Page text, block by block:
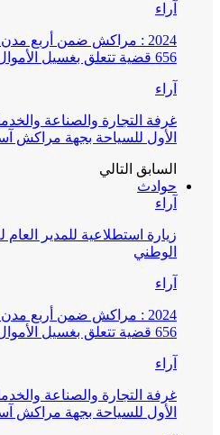
آراء
2024 : مراكش ضمن أربع
656 قضية تتعلق بغسيل الأموال
آراء
غرفة التجارة والصناعة
الأول للسياحة بجهة مراكش
السابق التالي
حوادث
آراء
زيارة استطلاعية للمدير
الوطني
آراء
2024 : مراكش ضمن أربع
656 قضية تتعلق بغسيل الأموال
آراء
غرفة التجارة والصناعة
الأول للسياحة بجهة مراكش